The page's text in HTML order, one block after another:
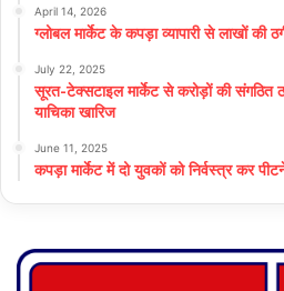
April 14, 2026
ग्लोबल मार्केट के कपड़ा व्यापारी से लाखों की
July 22, 2025
सूरत-टेक्सटाइल मार्केट से करोड़ों की संगठित
याचिका खारिज
June 11, 2025
कपड़ा मार्केट में दो युवकों को निर्वस्त्र कर